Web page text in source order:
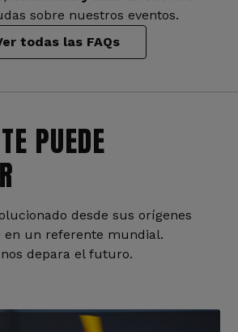
sobre nuestros eventos.
todas las FAQs
PUEDE
desde sus orígenes
en un referente mundial.
depara el futuro.